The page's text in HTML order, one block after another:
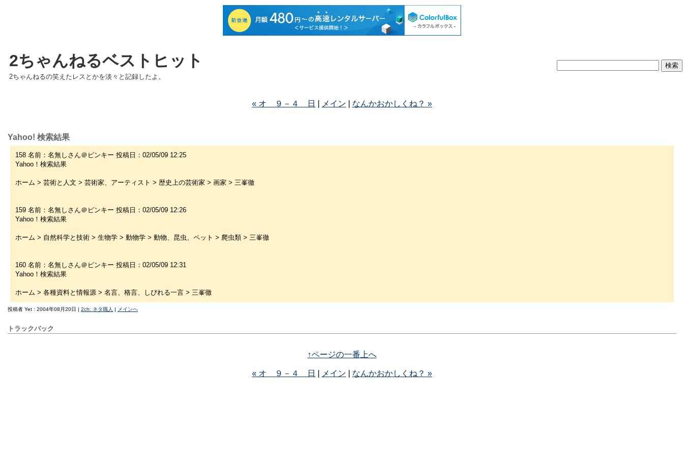
2ちゃんねるベストヒット
2ちゃんねるの笑えたレスとかを淡々と記録したよ。
« オ ９－４ 日 メイン なんかおかしくね？ »
Yahoo! 検索結果
158 名前：名無しさん＠ピンキー 投稿日：02/05/09 12:25
Yahoo！検索結果
ホーム > 芸術と人文 > 芸術家、アーティスト > 歴史上の芸術家 > 画家 > 三峯徹
159 名前：名無しさん＠ピンキー 投稿日：02/05/09 12:26
Yahoo！検索結果
ホーム > 自然科学と技術 > 生物学 > 動物学 > 動物、昆虫、ペット > 爬虫類 > 三峯徹
160 名前：名無しさん＠ピンキー 投稿日：02/05/09 12:31
Yahoo！検索結果
ホーム > 各種資料と情報源 > 名言、格言、しびれる一言 > 三峯徹
投稿者 Yet : 2004年08月20日 | 2ch: ネタ職人 | メインへ
トラックバック
↑ページの一番上へ
« オ ９－４ 日 メイン なんかおかしくね？ »